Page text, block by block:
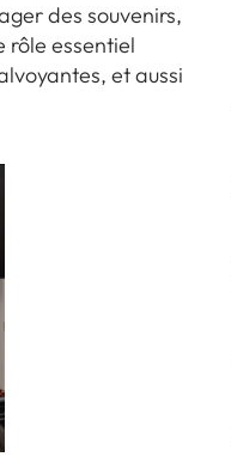
des souvenirs,
rôle essentiel
et aussi